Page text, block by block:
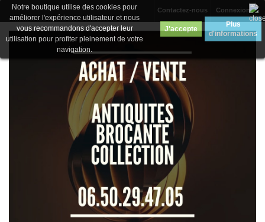
Connexion
Contactez-nous
Notre boutique utilise des cookies pour
améliorer l'expérience utilisateur et nous
vous recommandons d'accepter leur
utilisation pour profiter pleinement de votre
navigation.
J'accepte
Plus
d'informations